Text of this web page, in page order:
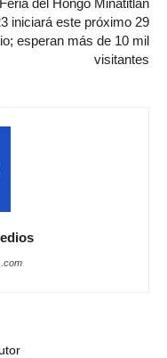
Feria del Hongo Minatitlán
iniciará este próximo 29
esperan más de 10 mil
visitantes